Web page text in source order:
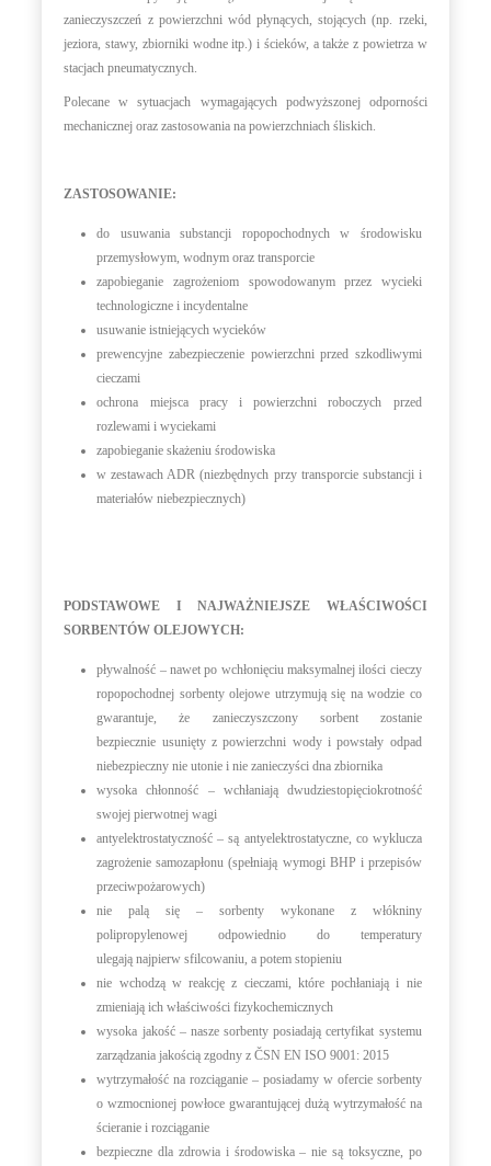
zanieczyszczeń z powierzchni wód płynących, stojących (np. rzeki,
jeziora, stawy, zbiorniki wodne itp.) i ścieków, a także z powietrza w
stacjach pneumatycznych.
Polecane w sytuacjach wymagających podwyższonej odporności
mechanicznej oraz zastosowania na powierzchniach śliskich.
ZASTOSOWANIE:
do usuwania substancji ropopochodnych w środowisku
przemysłowym, wodnym oraz transporcie
zapobieganie zagrożeniom spowodowanym przez wycieki
technologiczne i incydentalne
usuwanie istniejących wycieków
prewencyjne zabezpieczenie powierzchni przed szkodliwymi
cieczami
ochrona miejsca pracy i powierzchni roboczych przed
rozlewami i wyciekami
zapobieganie skażeniu środowiska
w zestawach ADR (niezbędnych przy transporcie substancji i
materiałów niebezpiecznych)
PODSTAWOWE I NAJWAŻNIEJSZE WŁAŚCIWOŚCI
SORBENTÓW OLEJOWYCH:
pływalność – nawet po wchłonięciu maksymalnej ilości cieczy
ropopochodnej sorbenty olejowe utrzymują się na wodzie co
gwarantuje, że zanieczyszczony sorbent zostanie
bezpiecznie usunięty z powierzchni wody i powstały odpad
niebezpieczny nie utonie i nie zanieczyści dna zbiornika
wysoka chłonność – wchłaniają dwudziestopięciokrotność
swojej pierwotnej wagi
antyelektrostatyczność – są antyelektrostatyczne, co wyklucza
zagrożenie samozapłonu (spełniają wymogi BHP i przepisów
przeciwpożarowych)
nie palą się – sorbenty wykonane z włókniny
polipropylenowej odpowiednio do temperatury
ulegają najpierw sfilcowaniu, a potem stopieniu
nie wchodzą w reakcję z cieczami, które pochłaniają i nie
zmieniają ich właściwości fizykochemicznych
wysoka jakość – nasze sorbenty posiadają certyfikat systemu
zarządzania jakością zgodny z ČSN EN ISO 9001: 2015
wytrzymałość na rozciąganie – posiadamy w ofercie sorbenty
o wzmocnionej powłoce gwarantującej dużą wytrzymałość na
ścieranie i rozciąganie
bezpieczne dla zdrowia i środowiska – nie są toksyczne, po